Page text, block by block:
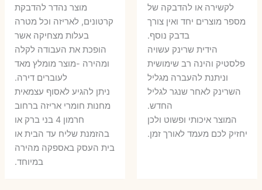
לקשירה או להדבקה של
מספר מוצרים יחד ואין צורך
בדבק נוסף.
הידית שרינק עשויה
פלסטיק והינה רב שימושית
וניתנת להעברה מגליל
השרינק לאחר שנגר לגליל
החדש.
המוצר איכותי ופשוט ולכן
יחזיק לכם מעמד לאורך זמן.
מוצר נהדר להדבקת
קרטונים, לאריזה וכל מטרה
בעלות מצחיקה אשר
הופכת את העבודה לקלה
ומהירה -מוצר מומלץ מאד
לעוברים דירה.
ניתן להגיע לאסוף עצמאית
מחנות חומרי אריזה ברחוב
חרמון 4 בני ברק או
בהזמנת שליח עד הבית או
בית העסק באספקה מהירה
במיוחד.